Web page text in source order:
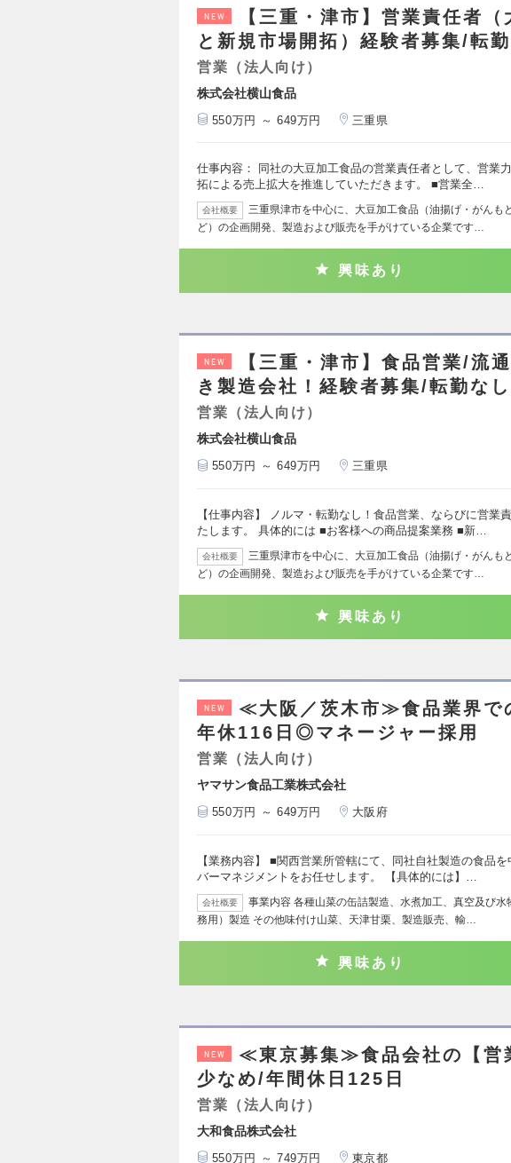
NEW
【三重・津市】営業責任者
と新規市場開拓）経験者募集/転
営業（法人向け）
株式会社横山食品
550万円 ～ 649万円 三重県
仕事内容： 同社の大豆加工食品の営業責任者として、営業
拓による売上拡大を推進していただきます。 ■営業全…
会社概要
三重県津市を中心に、大豆加工食品（油揚げ・がんも
ど）の企画開発、製造および販売を手がけている企業です…
興味あり
NEW
【三重・津市】食品営業/流
き製造会社！経験者募集/転勤なし
営業（法人向け）
株式会社横山食品
550万円 ～ 649万円 三重県
【仕事内容】 ノルマ・転勤なし！食品営業、ならびに営業
たします。 具体的には ■お客様への商品提案業務 ■新…
会社概要
三重県津市を中心に、大豆加工食品（油揚げ・がんも
ど）の企画開発、製造および販売を手がけている企業です…
興味あり
NEW
≪大阪／茨木市≫食品業界
年休116日◎マネージャー採用
営業（法人向け）
ヤマサン食品工業株式会社
550万円 ～ 649万円 大阪府
【業務内容】 ■関西営業所管轄にて、同社自社製造の食品
バーマネジメントをお任せします。 【具体的には】…
会社概要
事業内容 各種山菜の缶詰製造、水煮加工、真空及び水
務用）製造 その他味付け山菜、天津甘栗、製造販売、輸…
興味あり
NEW
≪東京募集≫食品会社の【営
少なめ/年間休日125日
営業（法人向け）
大和食品株式会社
550万円 ～ 749万円 東京都